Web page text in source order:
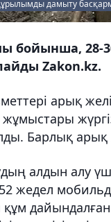
дамыту
бойынша, 28-
Zakon.kz.
арық
жұмыстары
Барлық арық
алдын алу
жедел